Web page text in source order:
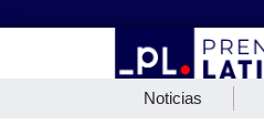
Noticias